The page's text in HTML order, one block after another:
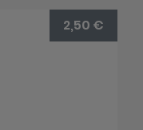
2,50 €